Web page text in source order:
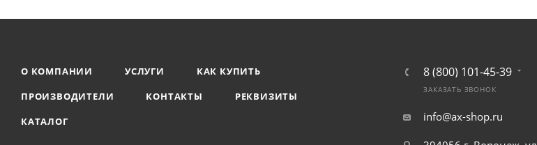
О КОМПАНИИ УСЛУГИ
КАК КУПИТЬ
ПРОИЗВОДИТЕЛИ
КОНТАКТЫ
РЕКВИЗИТЫ
КАТАЛОГ
8 (800) 101-45-39
ЗАКАЗАТЬ ЗВОНОК
info@ax-shop.ru